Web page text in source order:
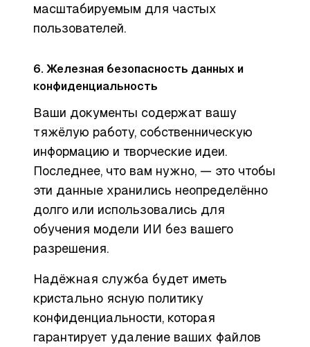
масштабируемым для частых
пользователей.
6. Железная безопасность данных и
конфиденциальность
Ваши документы содержат вашу
тяжёлую работу, собственническую
информацию и творческие идеи.
Последнее, что вам нужно, — это чтобы
эти данные хранились неопределённо
долго или использовались для
обучения модели ИИ без вашего
разрешения.
Надёжная служба будет иметь
кристально ясную политику
конфиденциальности, которая
гарантирует удаление ваших файлов